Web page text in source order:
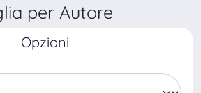
per Autore
Opzioni